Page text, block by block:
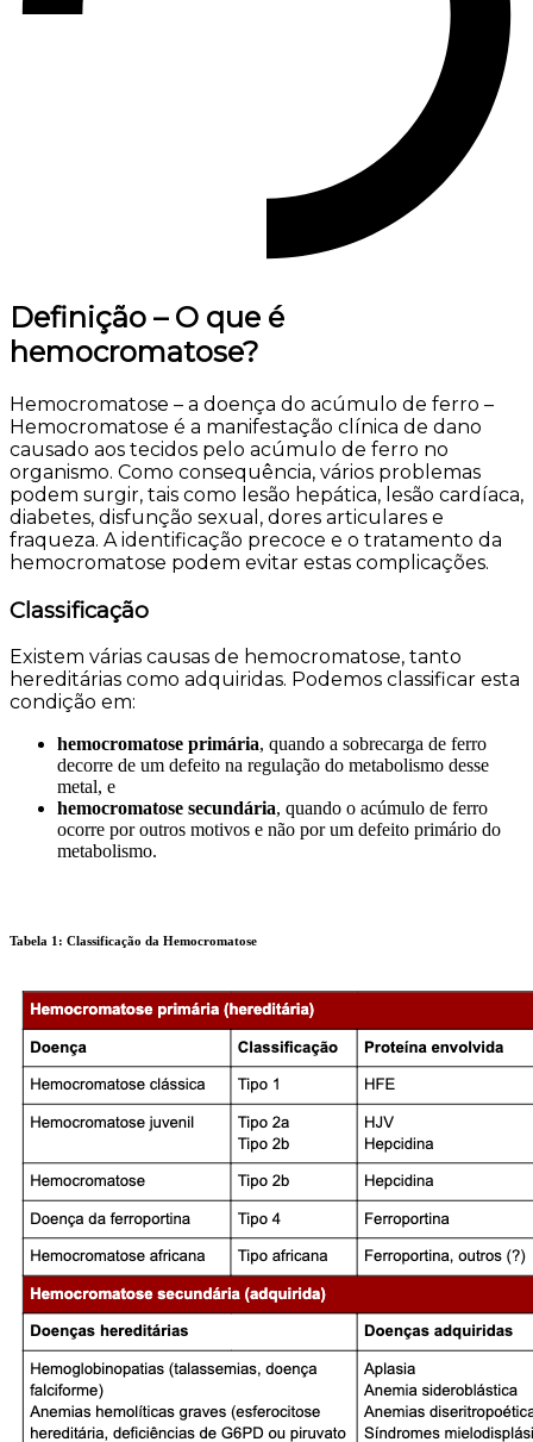
Definição – O que é
hemocromatose?
Hemocromatose – a doença do acúmulo de ferro –
Hemocromatose é a manifestação clínica de dano
causado aos tecidos pelo acúmulo de ferro no
organismo. Como consequência, vários problemas
podem surgir, tais como lesão hepática, lesão cardíaca,
diabetes, disfunção sexual, dores articulares e
fraqueza. A identificação precoce e o tratamento da
hemocromatose podem evitar estas complicações.
Classificação
Existem várias causas de hemocromatose, tanto
hereditárias como adquiridas. Podemos classificar esta
condição em:
hemocromatose primária, quando a sobrecarga de ferro
decorre de um defeito na regulação do metabolismo desse
metal, e
hemocromatose secundária, quando o acúmulo de ferro
ocorre por outros motivos e não por um defeito primário do
metabolismo.
Tabela 1: Classificação da Hemocromatose